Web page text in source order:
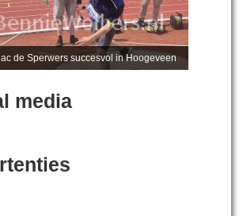
de Sperwers succesvol in Hoogeveen
media